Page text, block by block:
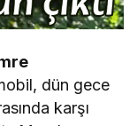
dün gece
karşı